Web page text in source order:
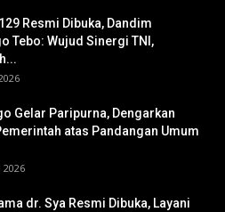
Resmi Dibuka, Dandim
Tebo: Wujud Sinergi TNI,
Gelar Paripurna, Dengarkan
atas Pandangan Umum
2026
dr. Sya Resmi Dibuka, Layani